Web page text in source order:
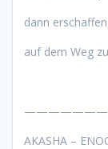
dann
auf dem Weg
AKASHA –